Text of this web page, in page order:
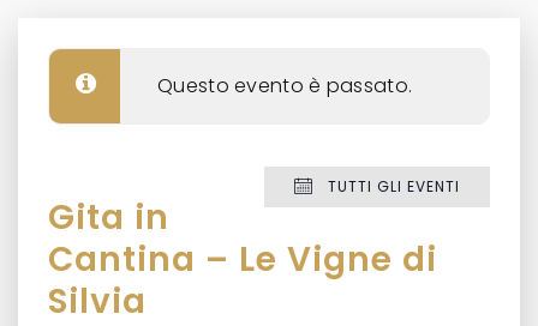
Questo evento è passato.
TUTTI GLI EVENTI
Gita in
Cantina – Le Vigne di
Silvia